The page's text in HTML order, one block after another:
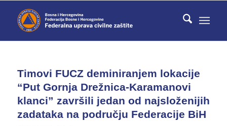
Timovi FUCZ deminiranjem lokacije
“Put Gornja Drežnica-Karamanovi
klanci” završili jedan od najsloženijih
zadataka na području Federacije BiH